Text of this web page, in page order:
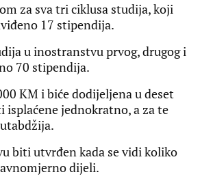
za sva tri ciklusa studija, koji
17 stipendija.
u inostranstvu prvog, drugog i
70 stipendija.
KM i biće dodijeljena u deset
jednokratno, a za te
biti utvrđen kada se vidi koliko
dijeli.